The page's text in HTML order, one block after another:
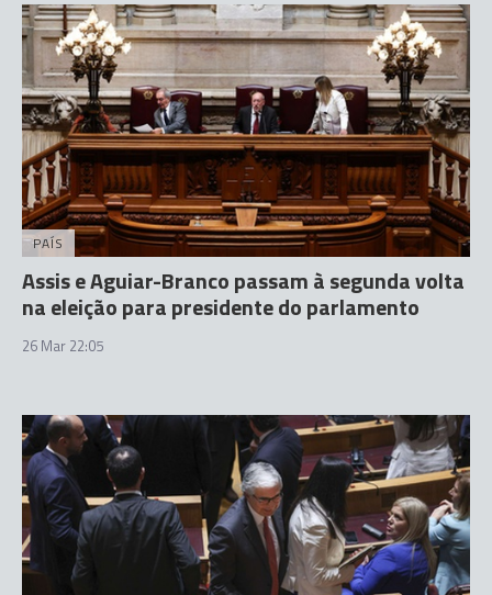
PAÍS
Assis e Aguiar-Branco passam à segunda volta
na eleição para presidente do parlamento
26 Mar 22:05